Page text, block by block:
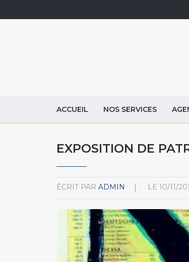
ACCUEIL NOS SERVICES
EXPOSITION DE
ÉCRIT PAR ADMIN LE 10/11/